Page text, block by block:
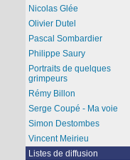
Nicolas Glée
Olivier Dutel
Pascal Sombardier
Philippe Saury
Portraits de quelques
grimpeurs
Rémy Billon
Serge Coupé - Ma voie
Simon Destombes
Vincent Meirieu
Listes de diffusion